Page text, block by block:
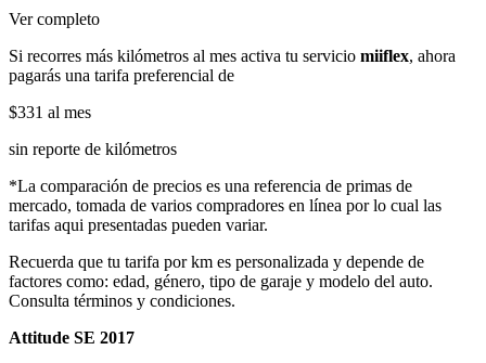
Ver completo
Si recorres más kilómetros al mes activa tu servicio miiflex, ahora
pagarás una tarifa preferencial de
$331 al mes
sin reporte de kilómetros
*La comparación de precios es una referencia de primas de
mercado, tomada de varios compradores en línea por lo cual las
tarifas aqui presentadas pueden variar.
Recuerda que tu tarifa por km es personalizada y depende de
factores como: edad, género, tipo de garaje y modelo del auto.
Consulta términos y condiciones.
Attitude SE 2017